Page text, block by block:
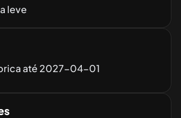
leve
até 2027-04-01